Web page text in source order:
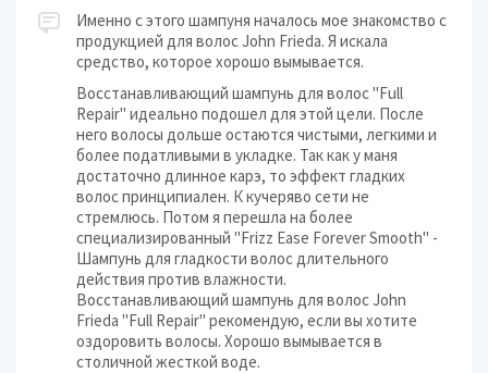
Именно с этого шампуня началось мое знакомство с
продукцией для волос John Frieda. Я искала
средство, которое хорошо вымывается.
Восстанавливающий шампунь для волос "Full
Repair" идеально подошел для этой цели. После
него волосы дольше остаются чистыми, легкими и
более податливыми в укладке. Так как у маня
достаточно длинное карэ, то эффект гладких
волос принципиален. К кучеряво сети не
стремлюсь. Потом я перешла на более
специализированный "Frizz Ease Forever Smooth" -
Шампунь для гладкости волос длительного
действия против влажности.
Восстанавливающий шампунь для волос John
Frieda "Full Repair" рекомендую, если вы хотите
оздоровить волосы. Хорошо вымывается в
столичной жесткой воде.